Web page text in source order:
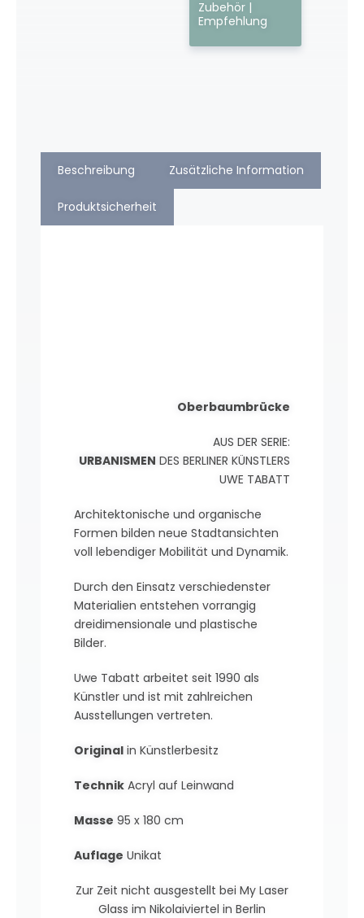
Zubehör |
Empfehlung
Beschreibung Zusätzliche Information
Produktsicherheit
Oberbaumbrücke
AUS DER SERIE:
URBANISMEN DES BERLINER KÜNSTLERS
UWE TABATT
Architektonische und organische
Formen bilden neue Stadtansichten
voll lebendiger Mobilität und Dynamik.
Durch den Einsatz verschiedenster
Materialien entstehen vorrangig
dreidimensionale und plastische
Bilder.
Uwe Tabatt arbeitet seit 1990 als
Künstler und ist mit zahlreichen
Ausstellungen vertreten.
Originalin Künstlerbesitz
TechnikAcryl auf Leinwand
Masse 95 x 180 cm
Auflage Unikat
Zur Zeit nicht ausgestellt bei My Laser
Glass im Nikolaiviertel in Berlin